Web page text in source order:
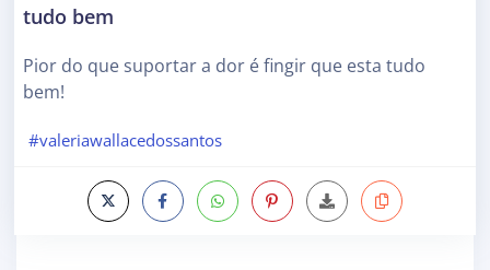
tudo bem
Pior do que suportar a dor é fingir que esta tudo
bem!
#valeriawallacedossantos